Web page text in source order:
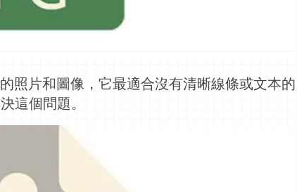
照片和圖像，它最適合沒有清晰線條或文本的
這個問題。